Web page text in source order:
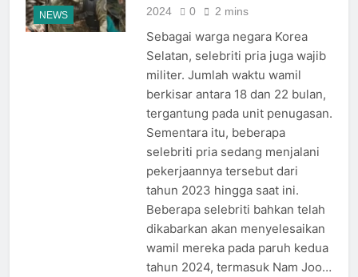
NEWS
2024
0 2 mins
Sebagai warga negara Korea
Selatan, selebriti pria juga wajib
militer. Jumlah waktu wamil
berkisar antara 18 dan 22 bulan,
tergantung pada unit penugasan.
Sementara itu, beberapa
selebriti pria sedang menjalani
pekerjaannya tersebut dari
tahun 2023 hingga saat ini.
Beberapa selebriti bahkan telah
dikabarkan akan menyelesaikan
wamil mereka pada paruh kedua
tahun 2024, termasuk Nam Joo…